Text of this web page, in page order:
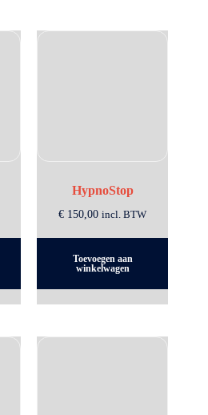
HypnoStop
€ 150,00 incl. BTW
Toevoegen aan
winkelwagen